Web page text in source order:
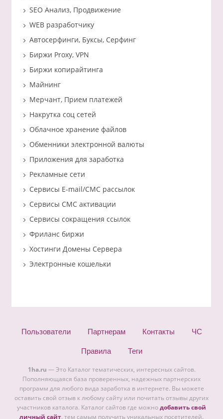
SEO Анализ, Продвижение
WEB разработчику
Автосерфинги, Буксы, Серфинг
Биржи Proxy, VPN
Биржи копирайтинга
Майнинг
Мерчант, Прием платежей
Накрутка соц сетей
Облачное хранение файлов
Обменники электронной валюты
Приложения для заработка
Рекламные сети
Сервисы E-mail/СМС рассылок
Сервисы СМС активации
Сервисы сокращения ссылок
Фриланс биржи
Хостинги Домены Сервера
Электронные кошельки
Пользователи Партнерам Контакты ЧС
Правила Теги
1ha.ru — Это Каталог тематических, интересных сайтов.
Пополняющаяся база проверенных, надежных партнерских
программ для любого вида заработка в интернете. Вы можете
оставить свой отзыв к любому сайту или почитать отзывы других
участников каталога. Каталог сайтов где можнодобавить свой
личный сайт. тем самым получить уникальных посетителей.